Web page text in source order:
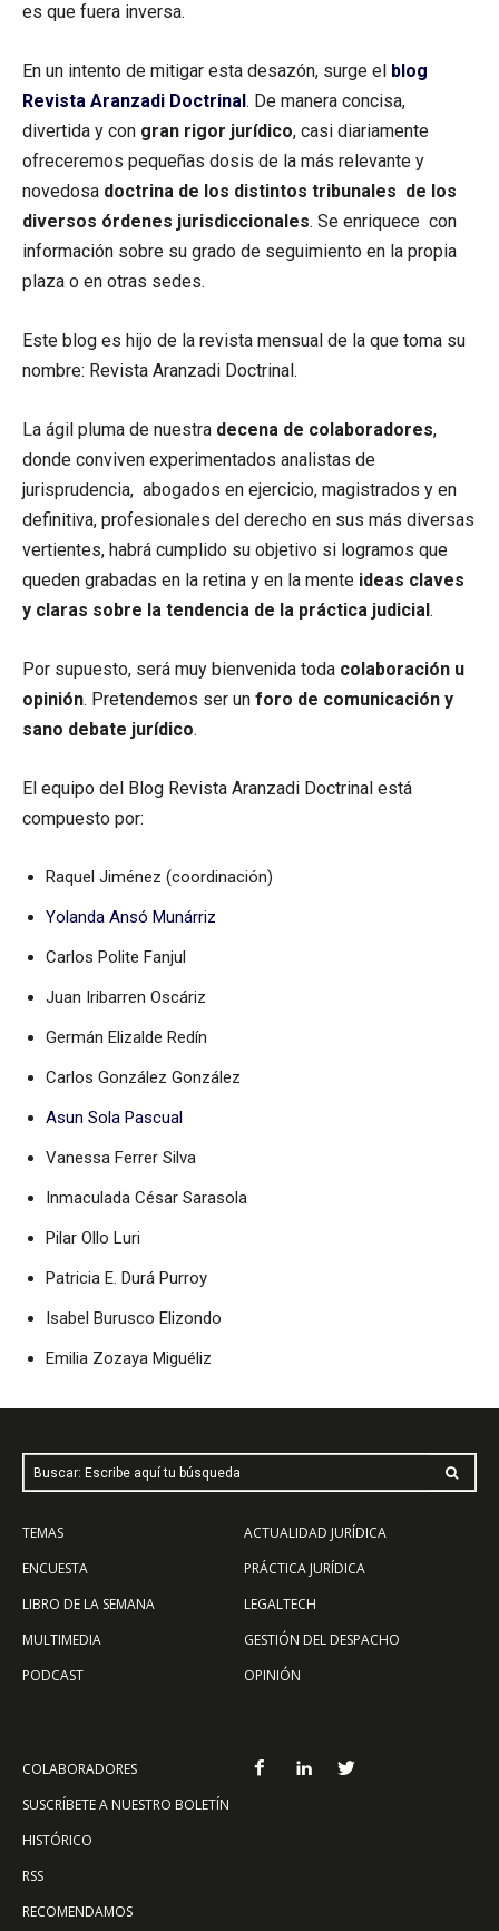
es que fuera inversa.
En un intento de mitigar esta desazón, surge el blog
Revista Aranzadi Doctrinal. De manera concisa,
divertida y con gran rigor jurídico, casi diariamente
ofreceremos pequeñas dosis de la más relevante y
novedosa doctrina de los distintos tribunales de los
diversos órdenes jurisdiccionales. Se enriquece con
información sobre su grado de seguimiento en la propia
plaza o en otras sedes.
Este blog es hijo de la revista mensual de la que toma su
nombre: Revista Aranzadi Doctrinal.
La ágil pluma de nuestra decena de colaboradores,
donde conviven experimentados analistas de
jurisprudencia, abogados en ejercicio, magistrados y en
definitiva, profesionales del derecho en sus más diversas
vertientes, habrá cumplido su objetivo si logramos que
queden grabadas en la retina y en la mente ideas claves
y claras sobre la tendencia de la práctica judicial.
Por supuesto, será muy bienvenida toda colaboración u
opinión. Pretendemos ser un foro de comunicación y
sano debate jurídico.
El equipo del Blog Revista Aranzadi Doctrinal está
compuesto por:
Raquel Jiménez (coordinación)
Yolanda Ansó Munárriz
Carlos Polite Fanjul
Juan Iribarren Oscáriz
Germán Elizalde Redín
Carlos González González
Asun Sola Pascual
Vanessa Ferrer Silva
Inmaculada César Sarasola
Pilar Ollo Luri
Patricia E. Durá Purroy
Isabel Burusco Elizondo
Emilia Zozaya Miguéliz
Buscar: Escribe aquí tu búsqueda
TEMAS
ENCUESTA
LIBRO DE LA SEMANA
MULTIMEDIA
PODCAST
ACTUALIDAD JURÍDICA
PRÁCTICA JURÍDICA
LEGALTECH
GESTIÓN DEL DESPACHO
OPINIÓN
COLABORADORES
SUSCRÍBETE A NUESTRO BOLETÍN
HISTÓRICO
RSS
RECOMENDAMOS